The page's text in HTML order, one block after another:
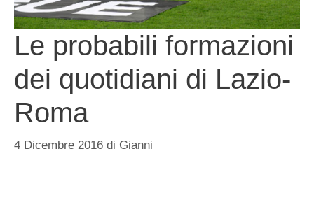
Le probabili formazioni
dei quotidiani di Lazio-
Roma
4 Dicembre 2016 di Gianni